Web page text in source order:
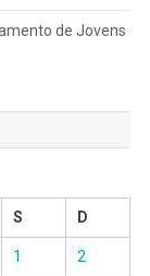
de Jovens
S D
1 2